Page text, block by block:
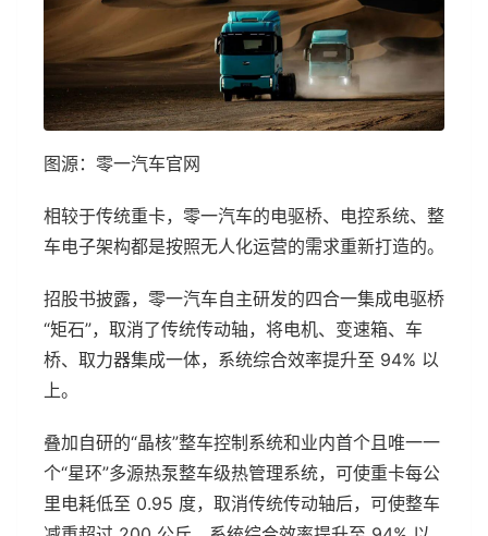
图源：零一汽车官网
相较于传统重卡，零一汽车的电驱桥、电控系统、整
车电子架构都是按照无人化运营的需求重新打造的。
招股书披露，零一汽车自主研发的四合一集成电驱桥
“矩石”，取消了传统传动轴，将电机、变速箱、车
桥、取力器集成一体，系统综合效率提升至 94% 以
上。
叠加自研的“晶核”整车控制系统和业内首个且唯一一
个“星环”多源热泵整车级热管理系统，可使重卡每公
里电耗低至 0.95 度，取消传统传动轴后，可使整车